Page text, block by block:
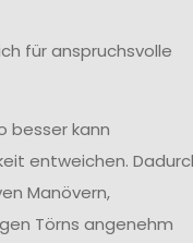
für anspruchsvolle
besser kann
entweichen.
Manövern,
Törns angenehm